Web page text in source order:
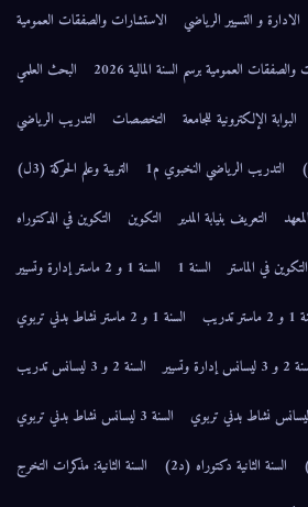
الادارة و التسيير الرياضي
الاستشارات والصفقات العمومية
العمومية برسم السنة المالية 2026
البحث العلمي
البوابة الإلكترونية للجامعة
التخصصات
التدريب الرياضي
التدريب الرياضي النخبوي م1
التربية وعلم الحركة (3ل)
التعريف بنيابة المدير التكوين
التكوين في الدكتوراه
التكوين في الماستر السنة 1
السنة 1 و 2 ماستر إدارة وتسيير
السنة 1 و 2 ماستر نشاط بدني تربوي
إدارة وتسيير
السنة 2 و 3 ليسانس تدريب
السنة 3 ليسانس نشاط بدني تربوي
السنة الثانية دكتوراه (د2)
السنة الثانية: مذكرات التخرج